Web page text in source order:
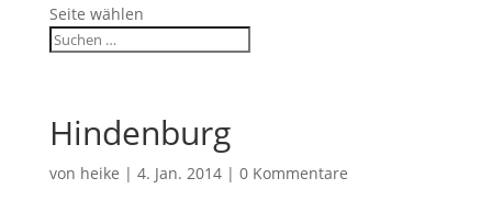
Seite wählen
Hindenburg
von heike | 4. Jan. 2014| 0 Kommentare